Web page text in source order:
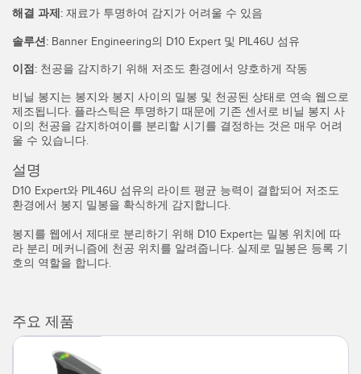
Condition Monitoring Sensors
ACCESSORIES
컨버터
코드셋
관련 링크
세척
IO-Link
해결 과제: 재료가 투명하여 감지가 어려울 수 있음
솔루션: Banner Engineering의 D10 Expert 및 PIL46U 섬유
이점: 천공을 감지하기 위해 저조도 환경에서 양호하게 작동
비닐 봉지는 봉지와 봉지 사이의 밀봉 및 천공된 상태로 연속 웹으로
제조됩니다. 플라스틱은 투명하기 때문에 기존 센서로 비닐 봉지 사
이의 천공을 감지하여이를 분리할 시기를 결정하는 것은 매우 어려
울 수 있습니다.
설명
D10 Expert와 PIL46U 섬유의 라이트 평균 능력이 결합되어 저조도
환경에서 봉지 밀봉을 확식하게 감지합니다.
봉지를 웹에서 제대로 분리하기 위해 D10 Expert는 밀봉 위치에 따
라 분리 메커니즘에 천공 위치를 알려줍니다. 실제로 밀봉은 등록 기
호의 역할을 합니다.
주요 제품